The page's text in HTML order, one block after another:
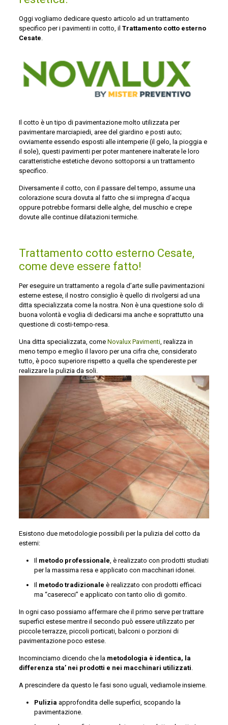
Oggi vogliamo dedicare questo articolo ad un trattamento
specifico per i pavimenti in cotto, il Trattamento cotto esterno
Cesate
Il cotto è un tipo di pavimentazione molto utilizzata per
pavimentare marciapiedi, aree del giardino e posti auto;
ovviamente essendo esposti alle intemperie (il gelo, la pioggia e
il sole), questi pavimenti per poter mantenere inalterate le loro
caratteristiche estetiche devono sottoporsi a un trattamento
specifico.
Diversamente il cotto, con il passare del tempo, assume una
colorazione scura dovuta al fatto che si impregna d’acqua
oppure potrebbe formarsi delle alghe, del muschio e crepe
dovute alle continue dilatazioni termiche.
Trattamento cotto esterno Cesate,
come deve essere fatto!
Per eseguire un trattamento a regola d’arte sulle pavimentazioni
esterne estese, il nostro consiglio è quello di rivolgersi ad una
ditta specializzata come la nostra. Non è una questione solo di
buona volontà e voglia di dedicarsi ma anche e soprattutto una
questione di costi-tempo-resa.
Una ditta specializzata, come Novalux Pavimenti, realizza in
meno tempo e meglio il lavoro per una cifra che, considerato
tutto, è poco superiore rispetto a quella che spendereste per
realizzare la pulizia da soli.
Esistono due metodologie possibili per la pulizia del cotto da
esterni:
Il metodo professionale , è realizzato con prodotti studiati
per la massima resa e applicato con macchinari idonei.
Il metodo tradizionale è realizzato con prodotti efficaci
ma “caserecci” e applicato con tanto olio di gomito.
In ogni caso possiamo affermare che il primo serve per trattare
superfici estese mentre il secondo può essere utilizzato per
piccole terrazze, piccoli porticati, balconi o porzioni di
pavimentazione poco estese.
Incominciamo dicendo che la metodologia è identica, la
differenza sta’ nei prodotti e nei macchinari utilizzati
A prescindere da questo le fasi sono uguali, vediamole insieme.
Pulizia approfondita delle superfici, scopando la
pavimentazione.